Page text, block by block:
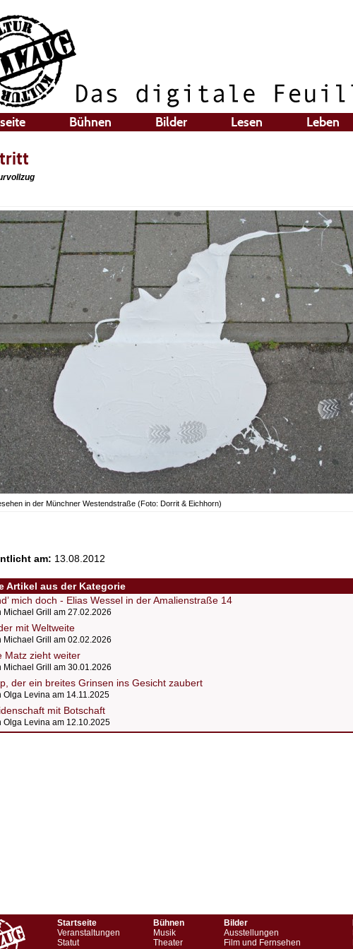
Bühnen Bilder Lesen Leben
in der Münchner Westendstraße (Foto: Dorrit & Eichhorn)
am: 13.08.2012
Artikel aus der Kategorie
mich doch - Elias Wessel in der Amalienstraße 14
Michael Grill am 27.02.2026
mit Weltweite
Michael Grill am 02.02.2026
Matz zieht weiter
Michael Grill am 30.01.2026
der ein breites Grinsen ins Gesicht zaubert
Olga Levina am 14.11.2025
mit Botschaft
Olga Levina am 12.10.2025
Startseite
Veranstaltungen
Statut
Bühnen
Musik
Theater
Bilder
Ausstellungen
Film und Fernsehen